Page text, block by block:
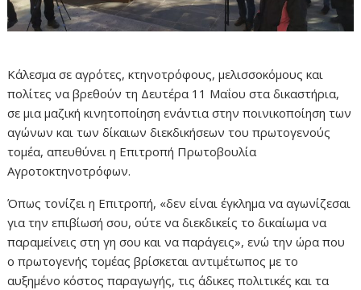
Κάλεσμα σε αγρότες, κτηνοτρόφους, μελισσοκόμους και
πολίτες να βρεθούν τη Δευτέρα 11 Μαΐου στα δικαστήρια,
σε μια μαζική κινητοποίηση ενάντια στην ποινικοποίηση των
αγώνων και των δίκαιων διεκδικήσεων του πρωτογενούς
τομέα, απευθύνει η Επιτροπή Πρωτοβουλία
Αγροτοκτηνοτρόφων.
Όπως τονίζει η Επιτροπή, «δεν είναι έγκλημα να αγωνίζεσαι
για την επιβίωσή σου, ούτε να διεκδικείς το δικαίωμα να
παραμείνεις στη γη σου και να παράγεις», ενώ την ώρα που
ο πρωτογενής τομέας βρίσκεται αντιμέτωπος με το
αυξημένο κόστος παραγωγής, τις άδικες πολιτικές και τα